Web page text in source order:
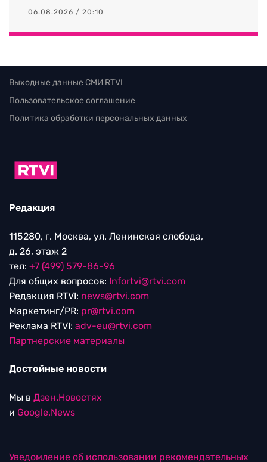
06.08.2026 / 20:10
Выходные данные СМИ RTVI
Пользовательское соглашение
Политика обработки персональных данных
Редакция
115280, г. Москва, ул. Ленинская слобода,
д. 26, этаж 2
тел: +7 (499) 579-86-96
Для общих вопросов: Infortvi@rtvi.com
Редакция RTVI: news@rtvi.com
Маркетинг/PR: pr@rtvi.com
Реклама RTVI: adv-eu@rtvi.com
Партнерские материалы
Достойные новости
Мы в Дзен.Новостях
и Google.News
Уведомление об использовании рекомендательных